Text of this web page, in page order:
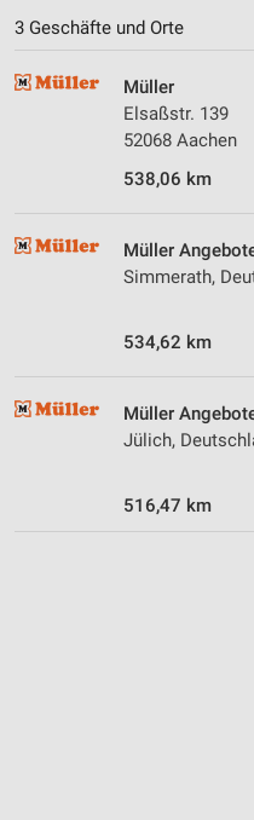
3 Geschäfte und Orte
Müller
Elsaßstr. 139
52068 Aachen
538,06 km
Müller
Simmerath,
534,62 km
Müller
Jülich,
516,47 km